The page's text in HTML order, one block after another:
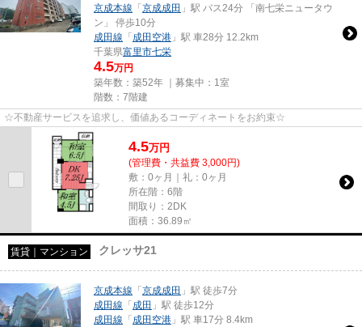
京成本線 「京成成田 」駅 バス24分 「南七栄ニュータウ
ン」 停歩10分
成田線 「成田空港 」駅 車28分 12.2km
千葉県富里市七栄
4.5万円
築年数：築52年 ｜募集中： 1室
階数：7階建
☆不動産サービスを追求し、価値あるコーディネートをお約束☆
4.5万円
(管理費・共益費 3,000円)
敷：0ヶ月｜礼：0ヶ月
所在階：6階
間取り：2DK
面積：36.89㎡
賃貸｜マンション クレッサ21
京成本線 「京成成田 」駅 徒歩7分
成田線 「成田 」駅 徒歩12分
成田線 「成田空港 」駅 車17分 8.4km